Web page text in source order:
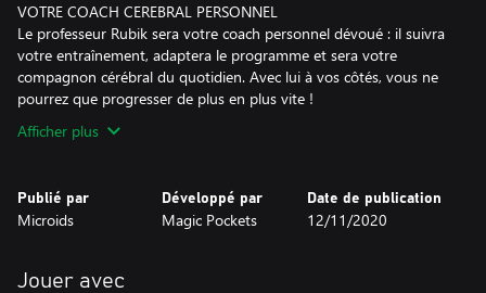
VOTRE COACH CEREBRAL PERSONNEL
Le professeur Rubik sera votre coach personnel dévoué : il suivra
votre entraînement, adaptera le programme et sera votre
compagnon cérébral du quotidien. Avec lui à vos côtés, vous ne
pourrez que progresser de plus en plus vite !
Afficher plus
Publié par
Microids
Développé par
Magic Pockets
Date de publication
12/11/2020
Jouer avec